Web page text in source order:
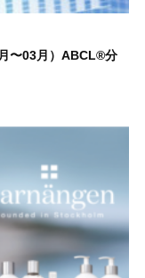
〜03月）ABCL®分